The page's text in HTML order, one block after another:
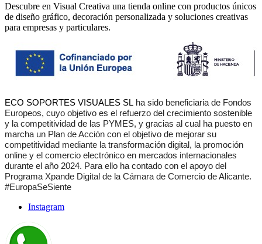
Descubre en Visual Creativa una tienda online con productos únicos
de diseño gráfico, decoración personalizada y soluciones creativas
para empresas y particulares.
ECO SOPORTES VISUALES SL ha sido beneficiaria de Fondos
Europeos, cuyo objetivo es el refuerzo del crecimiento sostenible
y la competitividad de las PYMES, y gracias al cual ha puesto en
marcha un Plan de Acción con el objetivo de mejorar su
competitividad mediante la transformación digital, la promoción
online y el comercio electrónico en mercados internacionales
durante el año 2024. Para ello ha contado con el apoyo del
Programa Xpande Digital de la Cámara de Comercio de Alicante.
#EuropaSeSiente
Instagram